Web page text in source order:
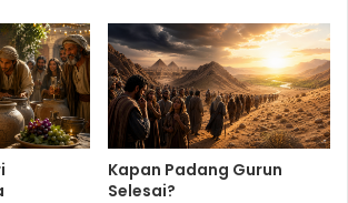
Kapan Padang Gurun
Selesai?